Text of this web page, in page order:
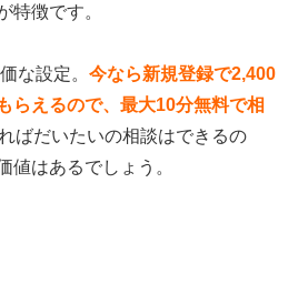
特徴です。
な設定。 今なら新規登録で2,400
らえるので、最大10分無料で相
ばだいたいの相談はできるの
値はあるでしょう。